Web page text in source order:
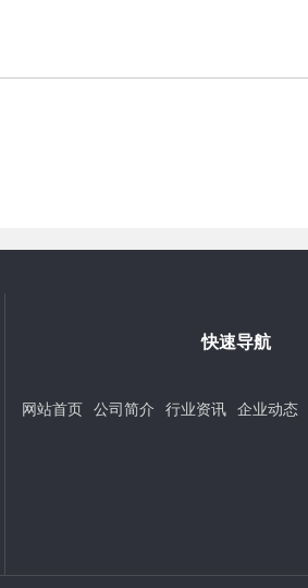
快速导航
网站首页 公司简介 行业资讯 企业动态